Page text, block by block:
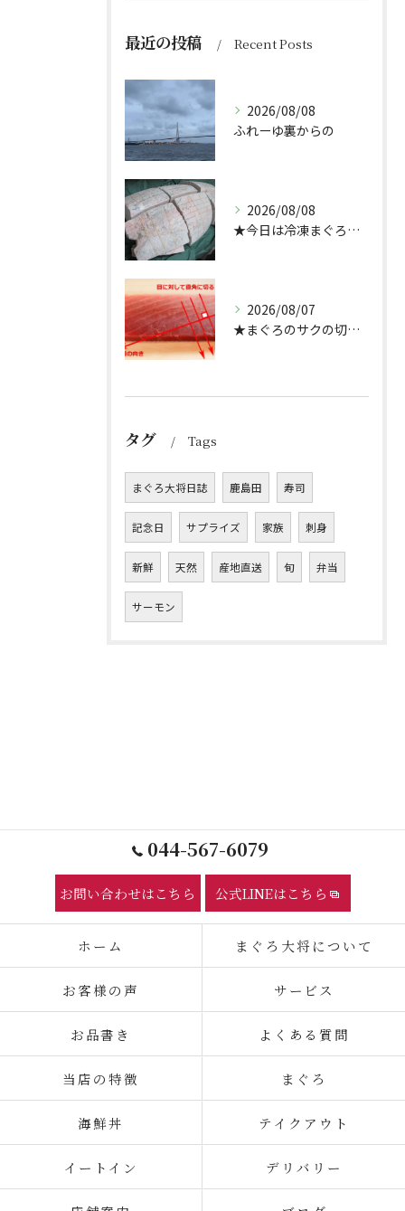
最近の投稿 Recent Posts
2026/08/08
ふれーゆ裏からの
2026/08/08
★今日は冷凍まぐろのサクの解凍方法★（どんぶり屋まぐろ大将）
2026/08/07
★まぐろのサクの切り方★
タグ Tags
まぐろ大将日誌 鹿島田 寿司
記念日 サプライズ 家族 刺身
新鮮 天然 産地直送 旬 弁当
サーモン
044-567-6079
お問い合わせはこちら 公式LINEはこちら
ホーム まぐろ大将について
お客様の声 サービス
お品書き よくある質問
当店の特徴 まぐろ
海鮮丼 テイクアウト
イートイン デリバリー